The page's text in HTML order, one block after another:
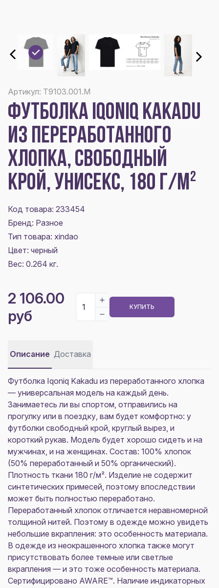
Артикул: T9103.001.M
ФУТБОЛКА IQONIQ KAKADU
ИЗ ПЕРЕРАБОТАННОГО
ХЛОПКА, СВОБОДНЫЙ
КРОЙ, УНИСЕКС, 180 Г/М²
Код товара: 233454
Бренд: Разное
Тип товара: xindao
Цвет: черный
Вес: 0.264 кг.
2 106.00
руб
КУПИТЬ
Описание Доставка
Футболка Iqoniq Kakadu из переработанного хлопка
— универсальная модель на каждый день.
Занимаетесь ли вы спортом, отправились на
прогулку или в поездку, вам будет комфортно: у
футболки свободный крой, круглый вырез, и
короткий рукав. Модель будет хорошо сидеть и на
мужчинах, и на женщинах. Состав: 100% хлопок
(50% переработанный и 50% органический).
Плотность ткани 180 г/м². Изделие не содержит
синтетических примесей, поэтому впоследствии
может быть полностью переработано.
Переработанный хлопок отличается неравномерной
толщиной нитей. Поэтому в одежде можно увидеть
небольшие вкрапления: это особенность материала.
В одежде из неокрашенного хлопка также могут
присутствовать более темные или светлые
вкрапления — и это тоже особенность материала.
Сертифицировано AWARE™. Наличие индикаторных